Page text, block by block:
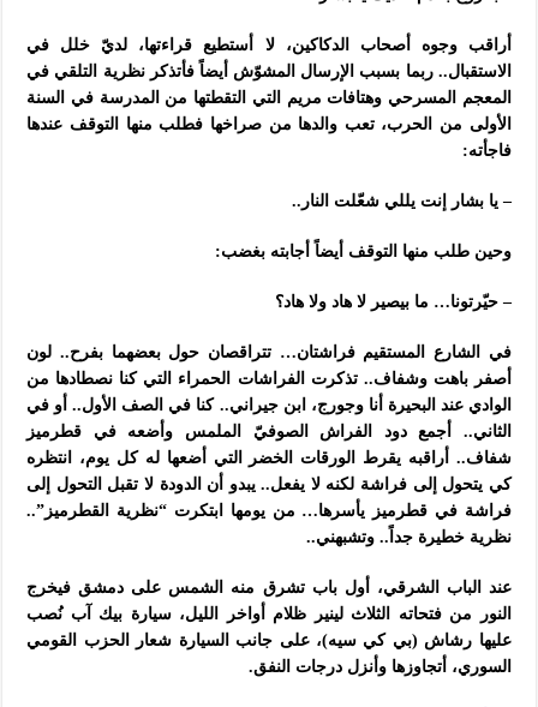
أراقب وجوه أصحاب الدكاكين، لا أستطيع قراءتها، لديّ خلل في
الاستقبال.. ربما بسبب الإرسال المشوّش أيضاً فأتذكر نظرية التلقي في
المعجم المسرحي وهتافات مريم التي التقطتها من المدرسة في السنة
الأولى من الحرب، تعب والدها من صراخها فطلب منها التوقف عندها
فاجأته:
– يا بشار إنت يللي شعّلت النار..
وحين طلب منها التوقف أيضاً أجابته بغضب:
– حيّرتونا… ما بيصير لا هاد ولا هاد؟
في الشارع المستقيم فراشتان… تتراقصان حول بعضهما بفرح.. لون
أصفر باهت وشفاف.. تذكرت الفراشات الحمراء التي كنا نصطادها من
الوادي عند البحيرة أنا وجورج، ابن جيراني.. كنا في الصف الأول.. أو في
الثاني.. أجمع دود الفراش الصوفيّ الملمس وأضعه في قطرميز
شفاف.. أراقبه يقرط الورقات الخضر التي أضعها له كل يوم، انتظره
كي يتحول إلى فراشة لكنه لا يفعل.. يبدو أن الدودة لا تقبل التحول إلى
فراشة في قطرميز يأسرها… من يومها ابتكرت “نظرية القطرميز”..
نظرية خطيرة جداً.. وتشبهني..
عند الباب الشرقي، أول باب تشرق منه الشمس على دمشق فيخرج
النور من فتحاته الثلاث لينير ظلام أواخر الليل، سيارة بيك آب نُصب
عليها رشاش (بي كي سيه)، على جانب السيارة شعار الحزب القومي
السوري، أتجاوزها وأنزل درجات النفق.